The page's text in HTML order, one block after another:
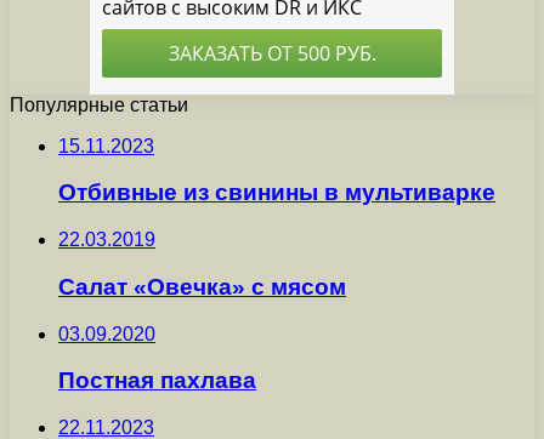
Популярные статьи
15.11.2023
Отбивные из свинины в мультиварке
22.03.2019
Салат «Овечка» с мясом
03.09.2020
Постная пахлава
22.11.2023